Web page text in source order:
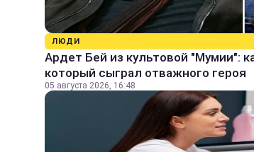
ЛЮДИ
Ардет Бей из культовой "Мумии":
который сыграл отважного героя
05 августа 2026, 16:48